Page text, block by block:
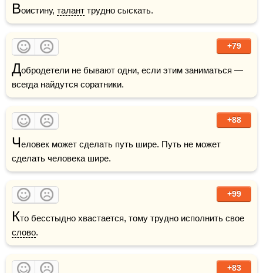
Воистину, талант трудно сыскать.
+79
Добродетели не бывают одни, если этим заниматься —
всегда найдутся соратники.
+88
Человек может сделать путь шире. Путь не может
сделать человека шире.
+99
К
слово.
+83